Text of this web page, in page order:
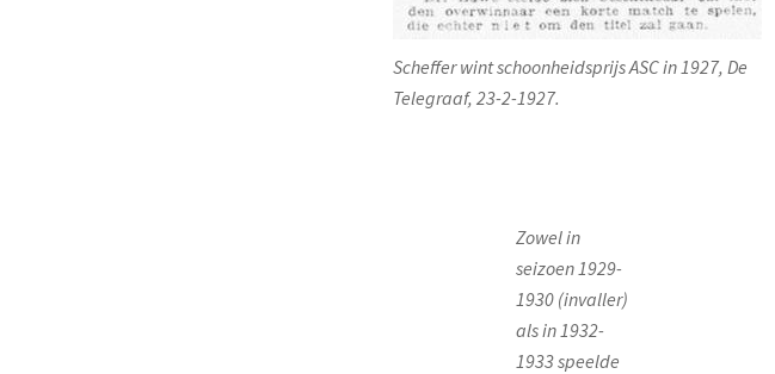
Scheffer wint schoonheidsprijs ASC in 1927, De
Telegraaf, 23-2-1927.
Zowel in
seizoen 1929-
1930 (invaller)
als in 1932-
1933 speelde